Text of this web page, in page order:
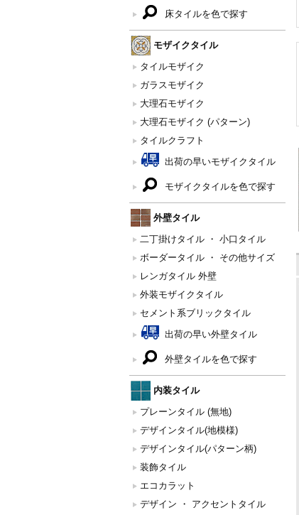
床タイルを色で探す
モザイクタイル
タイルモザイク
ガラスモザイク
大理石モザイク
大理石モザイク (パターン)
タイルクラフト
出荷の早いモザイクタイル
モザイクタイルを色で探す
外壁タイル
二丁掛けタイル ・ 小口タイル
ボーダータイル ・ その他サイズ
レンガタイル 外壁
外装モザイクタイル
セメント系ブリックタイル
出荷の早い外壁タイル
外壁タイルを色で探す
内装タイル
プレーンタイル (無地)
デザインタイル(地模様)
デザインタイル(パターン柄)
装飾タイル
エコカラット
デザイン ・ アクセントタイル